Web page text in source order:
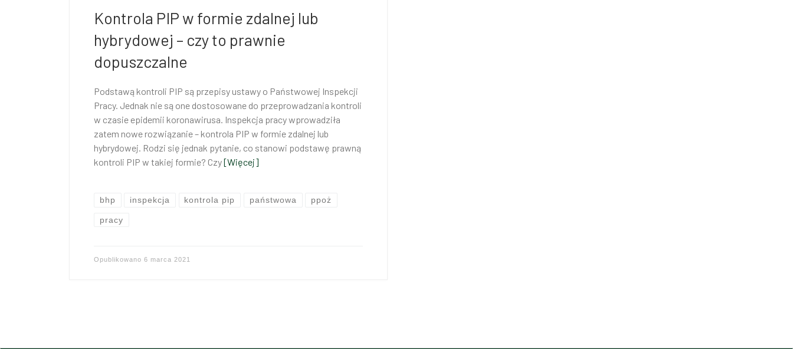
Kontrola PIP w formie zdalnej lub
hybrydowej – czy to prawnie
dopuszczalne
Podstawą kontroli PIP są przepisy ustawy o Państwowej Inspekcji
Pracy. Jednak nie są one dostosowane do przeprowadzania kontroli
w czasie epidemii koronawirusa. Inspekcja pracy wprowadziła
zatem nowe rozwiązanie – kontrola PIP w formie zdalnej lub
hybrydowej. Rodzi się jednak pytanie, co stanowi podstawę prawną
kontroli PIP w takiej formie? Czy[Więcej]
bhp inspekcja kontrola pip państwowa ppoż
pracy
Opublikowano 6 marca 2021